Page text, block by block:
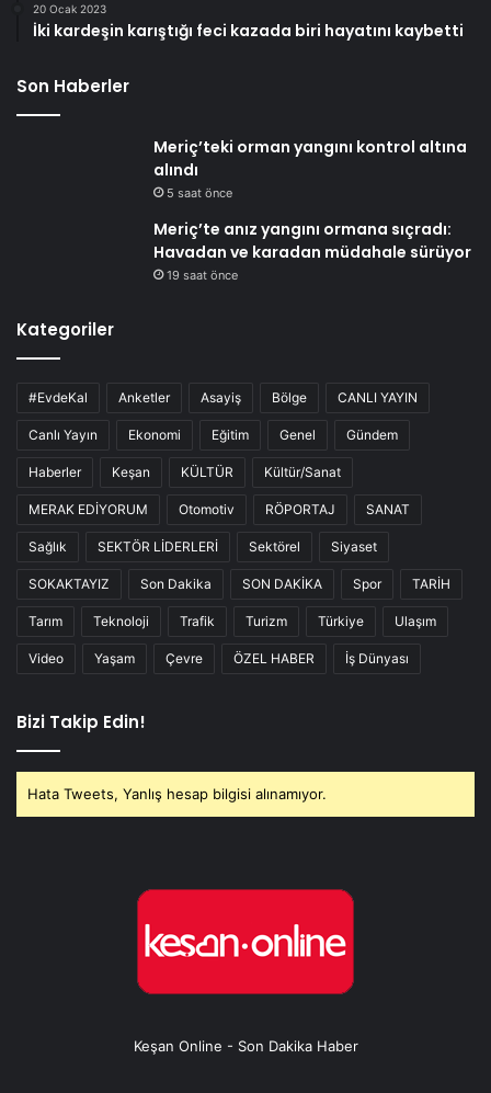
20 Ocak 2023
İki kardeşin karıştığı feci kazada biri hayatını kaybetti
Son Haberler
Meriç’teki orman yangını kontrol altına
alındı
5 saat önce
Meriç’te anız yangını ormana sıçradı:
Havadan ve karadan müdahale sürüyor
19 saat önce
Kategoriler
#EvdeKal Anketler Asayiş Bölge CANLI YAYIN
Canlı Yayın Ekonomi Eğitim Genel Gündem
Haberler Keşan KÜLTÜR Kültür/Sanat
MERAK EDİYORUM Otomotiv RÖPORTAJ SANAT
Sağlık SEKTÖR LİDERLERİ Sektörel Siyaset
SOKAKTAYIZ Son Dakika SON DAKİKA Spor TARİH
Tarım Teknoloji Trafik Turizm Türkiye Ulaşım
Video Yaşam Çevre ÖZEL HABER İş Dünyası
Bizi Takip Edin!
Hata Tweets, Yanlış hesap bilgisi alınamıyor.
Keşan Online - Son Dakika Haber